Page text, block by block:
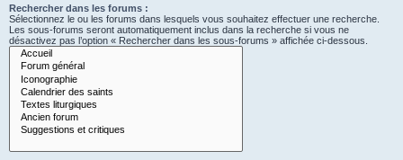
Rechercher dans les forums :
Sélectionnez le ou les forums dans lesquels vous souhaitez effectuer une recherche.
Les sous-forums seront automatiquement inclus dans la recherche si vous ne
désactivez pas l’option « Rechercher dans les sous-forums » affichée ci-dessous.